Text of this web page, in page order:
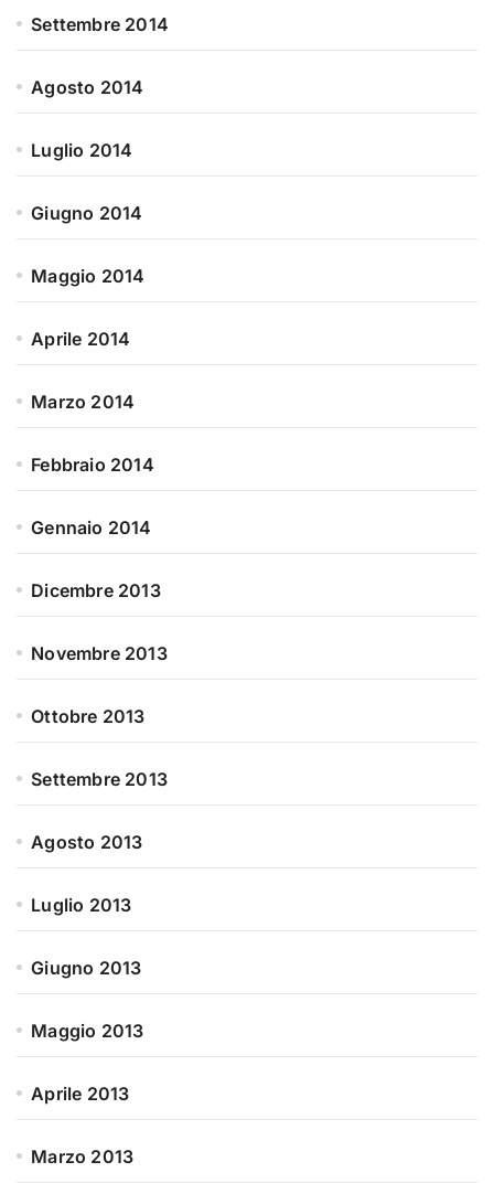
Settembre 2014
Agosto 2014
Luglio 2014
Giugno 2014
Maggio 2014
Aprile 2014
Marzo 2014
Febbraio 2014
Gennaio 2014
Dicembre 2013
Novembre 2013
Ottobre 2013
Settembre 2013
Agosto 2013
Luglio 2013
Giugno 2013
Maggio 2013
Aprile 2013
Marzo 2013